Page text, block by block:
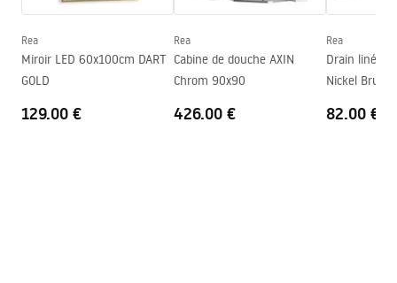
Profondeur
100mm
Série
Garantie
24 mois
Rea
Miroir LED 60x100cm DART
GOLD
129.00 €
Rea
Cabine de douche AXIN
Chrom 90x90
426.00 €
Rea
Drain
Nickel Brush
82.00 €